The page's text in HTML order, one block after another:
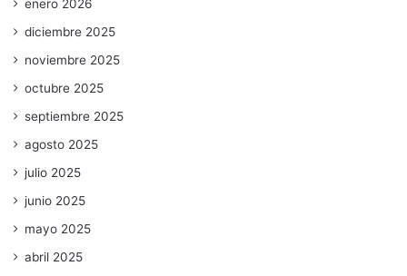
enero 2026
diciembre 2025
noviembre 2025
octubre 2025
septiembre 2025
agosto 2025
julio 2025
junio 2025
mayo 2025
abril 2025